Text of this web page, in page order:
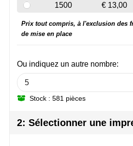
Moleskine
NoStress
1500
€ 13,00
Ou indiquez un autre nombre:
Stock : 581 pièces
Prix tout compris, à l'exclusion des
de mise en place
2: Sélectionner une